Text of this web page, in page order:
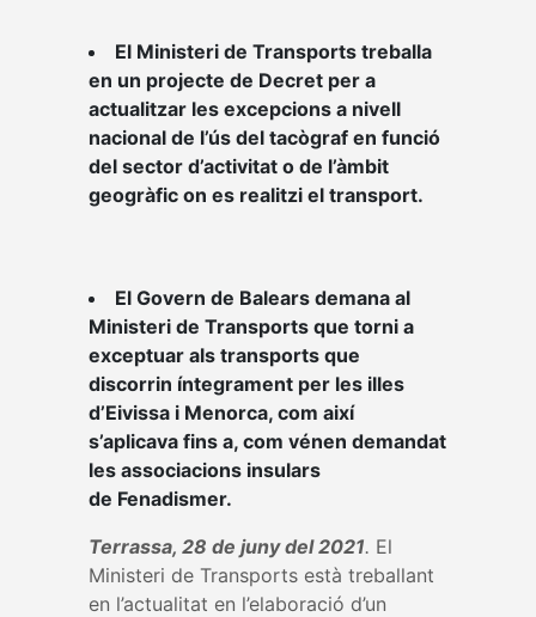
El Ministeri de Transports treballa
en un projecte de Decret per a
actualitzar les excepcions a nivell
nacional de l’ús del tacògraf en funció
del sector d’activitat o de l’àmbit
geogràfic on es realitzi el transport.
El Govern de Balears demana al
Ministeri de Transports que torni a
exceptuar als transports que
discorrin íntegrament per les illes
d’Eivissa i Menorca, com així
s’aplicava fins a, com vénen demandat
les associacions insulars
de Fenadismer.
Terrassa, 28 de juny del 2021. El
Ministeri de Transports està treballant
en l’actualitat en l’elaboració d’un